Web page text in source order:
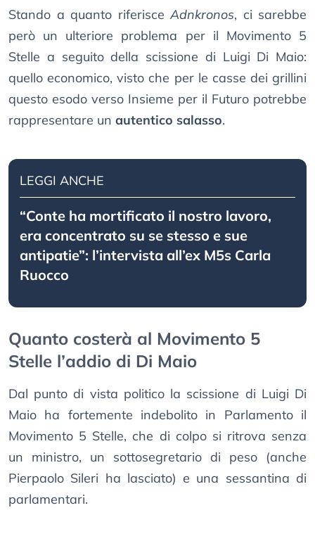
Stando a quanto riferisceAdnkronos, ci sarebbe
però un ulteriore problema per il Movimento 5
Stelle a seguito della scissione di Luigi Di Maio:
quello economico, visto che per le casse dei grillini
questo esodo verso Insieme per il Futuro potrebbe
rappresentare un autentico salasso.
LEGGI ANCHE
“Conte ha mortificato il nostro lavoro,
era concentrato su se stesso e sue
antipatie”: l’intervista all’ex M5s Carla
Ruocco
Quanto costerà al Movimento 5
Stelle l’addio di Di Maio
Dal punto di vista politico la scissione di Luigi Di
Maio ha fortemente indebolito in Parlamento il
Movimento 5 Stelle, che di colpo si ritrova senza
un ministro, un sottosegretario di peso (anche
Pierpaolo Sileri ha lasciato) e una sessantina di
parlamentari.